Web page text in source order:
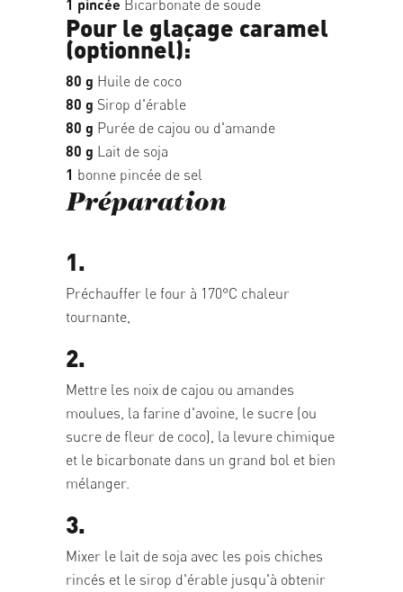
1 pincée Bicarbonate de soude
Pour le glaçage caramel
(optionnel):
80 g Huile de coco
80 g Sirop d'érable
80 g Purée de cajou ou d'amande
80 g Lait de soja
1 bonne pincée de sel
Préparation
1.
Préchauffer le four à 170°C chaleur
tournante,
2.
Mettre les noix de cajou ou amandes
moulues, la farine d'avoine, le sucre (ou
sucre de fleur de coco), la levure chimique
et le bicarbonate dans un grand bol et bien
mélanger.
3.
Mixer le lait de soja avec les pois chiches
rincés et le sirop d'érable jusqu'à obtenir